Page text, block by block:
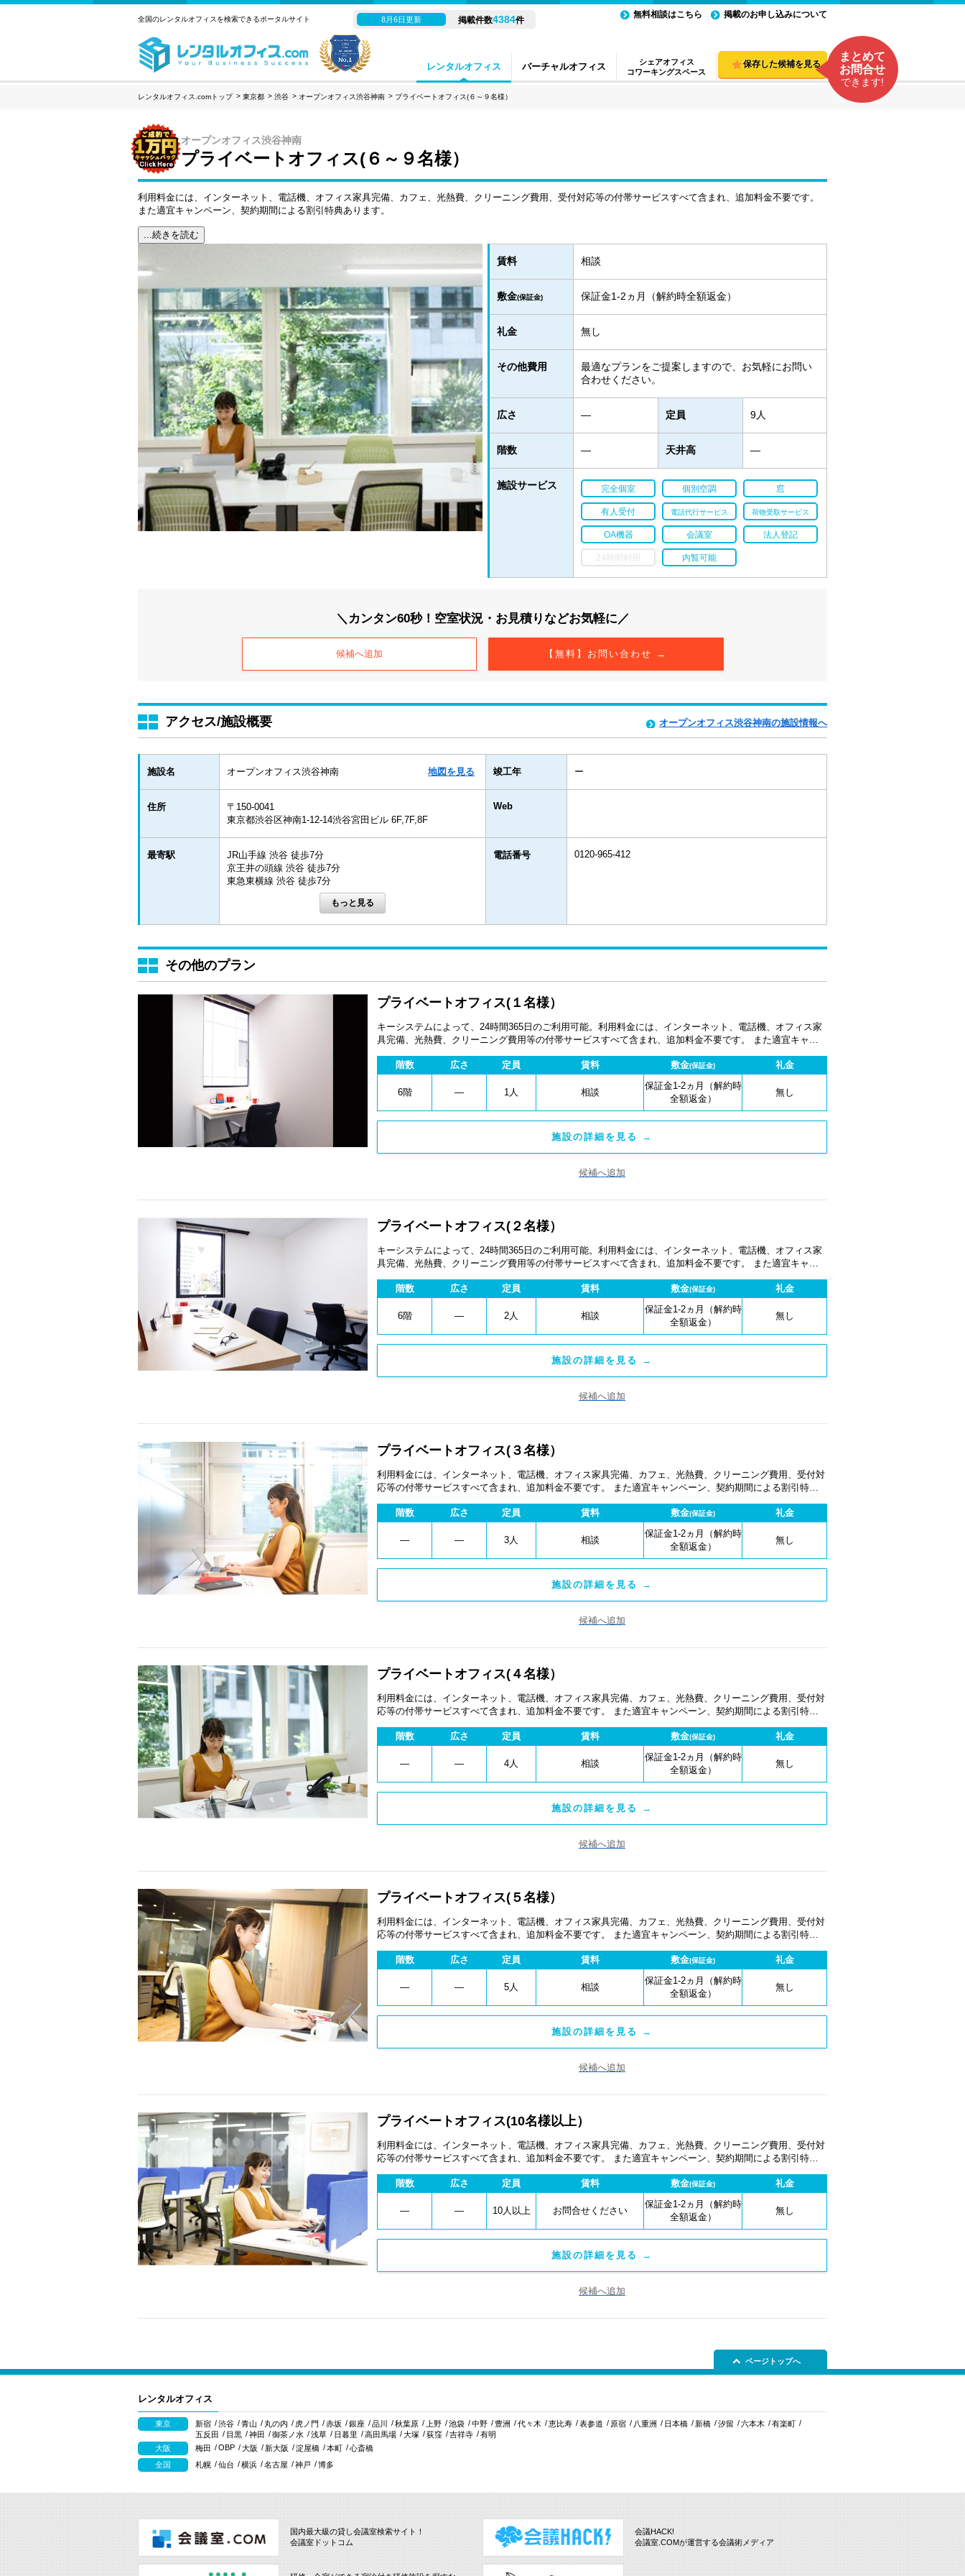
レンタルオフィス バーチャルオフィス
シェアオフィス
コワーキングスペース
全国のレンタルオフィスを検索できるポータルサイト 8月6日更新 掲載件数4384件
無料相談はこちら 掲載のお申し込みについて
保存した候補を見る
まとめて
お問合せ
できます!
レンタルオフィス.comトップ 東京都 渋谷 オープンオフィス渋谷神南 プライベートオフィス(６～９名様）
オープンオフィス渋谷神南
プライベートオフィス(６～９名様）
利用料金には、インターネット、電話機、オフィス家具完備、カフェ、光熱費、クリーニング費用、受付対応等の付帯サービスすべて含まれ、追加料金不要です。
また適宜キャンペーン、契約期間による割引特典あります。
...続きを読む
賃料 相談
敷金(保証金) 保証金1-2ヵ月（解約時全額返金）
礼金 無し
その他費用
最適なプランをご提案しますので、お気軽にお問い
合わせください。
広さ ― 定員 9人
階数 ― 天井高 ―
施設サービス 完全個室 個別空調 窓
有人受付 電話代行サービス 荷物受取サービス
OA機器 会議室 法人登記
24時間利用 内覧可能
＼カンタン60秒！空室状況・お見積りなどお気軽に／
【無料】お問い合わせ →
候補へ追加
アクセス/施設概要 オープンオフィス渋谷神南の施設情報へ
施設名 オープンオフィス渋谷神南 地図を見る 竣工年 ー
住所
〒150-0041
東京都渋谷区神南1-12-14渋谷宮田ビル 6F,7F,8F
Web
最寄駅
JR山手線 渋谷 徒歩7分
京王井の頭線 渋谷 徒歩7分
東急東横線 渋谷 徒歩7分
電話番号 0120-965-412
その他のプラン
プライベートオフィス(１名様）
キーシステムによって、24時間365日のご利用可能。利用料金には、インターネット、電話機、オフィス家
具完備、光熱費、クリーニング費用等の付帯サービスすべて含まれ、追加料金不要です。 また適宜キャン
階数
広さ 定員 賃料 敷金(保証金) 礼金
6階 ― 1人 相談
保証金1-2ヵ月（解約時
全額返金）
無し
施設の詳細を見る →
候補へ追加
プライベートオフィス(２名様）
キーシステムによって、24時間365日のご利用可能。利用料金には、インターネット、電話機、オフィス家
具完備、光熱費、クリーニング費用等の付帯サービスすべて含まれ、追加料金不要です。 また適宜キャン
階数
広さ 定員 賃料 敷金(保証金) 礼金
6階 ― 2人 相談
保証金1-2ヵ月（解約時
全額返金）
無し
施設の詳細を見る →
候補へ追加
プライベートオフィス(３名様）
利用料金には、インターネット、電話機、オフィス家具完備、カフェ、光熱費、クリーニング費用、受付対
応等の付帯サービスすべて含まれ、追加料金不要です。 また適宜キャンペーン、契約期間による割引特典
階数
広さ 定員 賃料 敷金(保証金) 礼金
― ― 3人 相談
保証金1-2ヵ月（解約時
全額返金）
無し
施設の詳細を見る →
候補へ追加
プライベートオフィス(４名様）
利用料金には、インターネット、電話機、オフィス家具完備、カフェ、光熱費、クリーニング費用、受付対
応等の付帯サービスすべて含まれ、追加料金不要です。 また適宜キャンペーン、契約期間による割引特典
階数
広さ 定員 賃料 敷金(保証金) 礼金
― ― 4人 相談
保証金1-2ヵ月（解約時
全額返金）
無し
施設の詳細を見る →
候補へ追加
プライベートオフィス(５名様）
利用料金には、インターネット、電話機、オフィス家具完備、カフェ、光熱費、クリーニング費用、受付対
応等の付帯サービスすべて含まれ、追加料金不要です。 また適宜キャンペーン、契約期間による割引特典
階数
広さ 定員 賃料 敷金(保証金) 礼金
― ― 5人 相談
保証金1-2ヵ月（解約時
全額返金）
無し
施設の詳細を見る →
候補へ追加
プライベートオフィス(10名様以上）
利用料金には、インターネット、電話機、オフィス家具完備、カフェ、光熱費、クリーニング費用、受付対
応等の付帯サービスすべて含まれ、追加料金不要です。 また適宜キャンペーン、契約期間による割引特典
階数
広さ 定員 賃料 敷金(保証金) 礼金
― ― 10人以上 お問合せください
保証金1-2ヵ月（解約時
全額返金）
無し
施設の詳細を見る →
候補へ追加
ページトップへ
レンタルオフィス
東京 新宿 渋谷 青山 丸の内 虎ノ門 赤坂 銀座 品川 秋葉原 上野 池袋 中野 豊洲 代々木 恵比寿 表参道 原宿 八重洲 日本橋 新橋 汐留 六本木
有楽町
五反田
目黒 神田 御茶ノ水 浅草 日暮里 高田馬場 大塚 荻窪 吉祥寺
有明
大阪
梅田 OBP 大阪 新大阪 淀屋橋 本町
心斎橋
全国
札幌 仙台 横浜 名古屋 神戸 博多
国内最大級の貸し会議室検索サイト！
会議室ドットコム
会議HACK!
会議室.COMが運営する会議術メディア